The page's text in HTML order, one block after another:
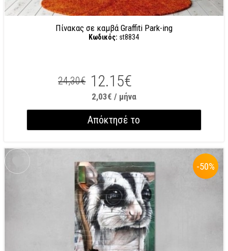
Πίνακας σε καμβά Graffiti Park-ing
Κωδικός: st8834
24,30€ 12.15€
2,03€ / μήνα
Απόκτησέ το
-50%